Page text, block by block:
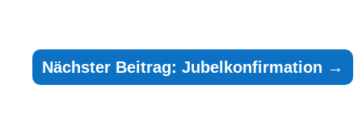
Nächster Beitrag: Jubelkonfirmation →